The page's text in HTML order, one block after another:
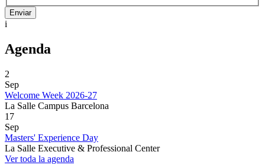
i
Agenda
2
Sep
Welcome Week 2026-27
La Salle Campus Barcelona
17
Sep
Masters' Experience Day
La Salle Executive & Professional Center
Ver toda la agenda